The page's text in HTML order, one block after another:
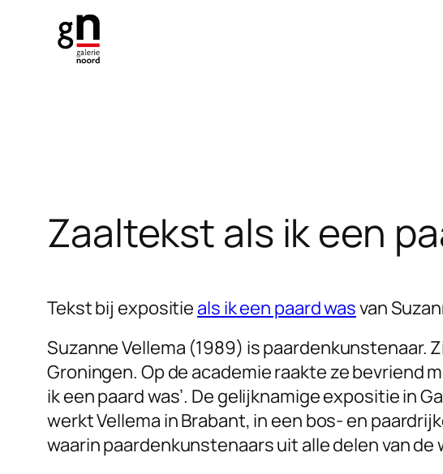
Zaaltekst als ik een
Tekst bij expositie als ik een paard wasvan
Suzanne Vellema (1989) is paardenkunstenaar.
Groningen. Op de academie raakte ze bevriend
ik een paard was’. De gelijknamige expositie in
werkt Vellema in Brabant, in een bos- en
waarin paardenkunstenaars uit alle delen van